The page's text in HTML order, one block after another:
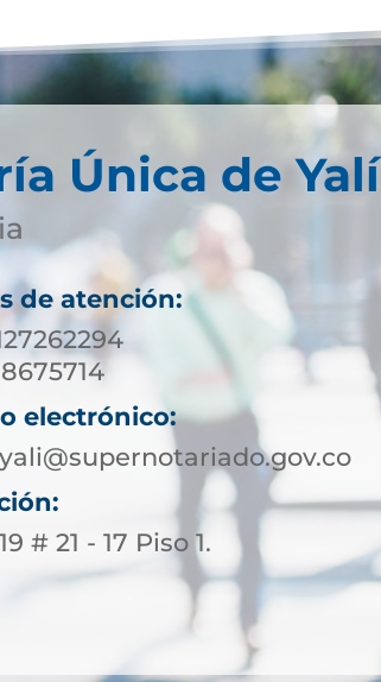
Única de Yalí
de atención:
electrónico:
# 21 - 17 Piso 1.